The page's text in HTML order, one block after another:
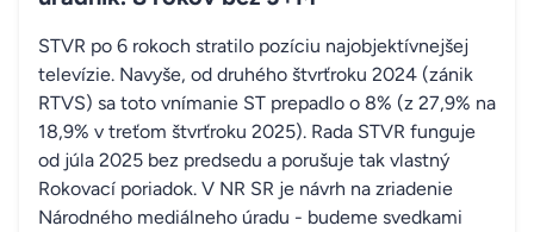
STVR po 6 rokoch stratilo pozíciu najobjektívnejšej
televízie. Navyše, od druhého štvrťroku 2024 (zánik
RTVS) sa toto vnímanie ST prepadlo o 8% (z 27,9% na
18,9% v treťom štvrťroku 2025). Rada STVR funguje
od júla 2025 bez predsedu a porušuje tak vlastný
Rokovací poriadok. V NR SR je návrh na zriadenie
Národného mediálneho úradu - budeme svedkami